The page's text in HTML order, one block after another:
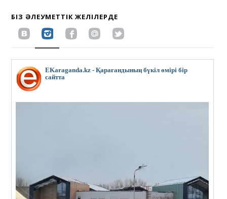
БІЗ ӘЛЕУМЕТТІК ЖЕЛІЛЕРДЕ
EKaraganda.kz - Қарағандының бүкіл өмірі бір
сайтта